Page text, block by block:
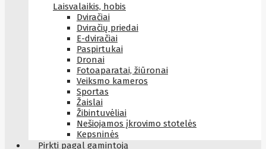
Laisvalaikis, hobis
Dviračiai
Dviračių priedai
E-dviračiai
Paspirtukai
Dronai
Fotoaparatai, žiūronai
Veiksmo kameros
Sportas
Žaislai
Žibintuvėliai
Nešiojamos įkrovimo stotelės
Kepsninės
Pirkti pagal gamintoją